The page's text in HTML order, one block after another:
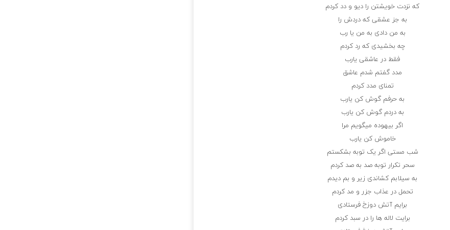
که نزدت خویشتن را دیو و دد کردم
به جز عشقی که دردش را
به من دادی به من یا رب
چه بخشیدی که رد کردم
فقط در عاشقی یارب
مدد گفتم شدم عاشق
تمنای مدد کردم
به حرفم گوش کن یارب
به دردم گوش کن یارب
اگر بیهوده میگویم مرا
خاموش کن یارب
شب مستی اگر یک توبه بشکستم
سحر تکرار توبه صد به صد کردم
به سیلابم کشاندی زیر و بم دیدم
تحمل در عذاب جزر و مد کردم
برایم آتش دوزخ فرستادی
برایت لاله ها را در سبد کردم